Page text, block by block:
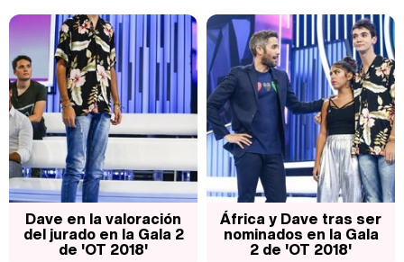
Dave en la valoración
del jurado en la Gala 2
de 'OT 2018'
África y Dave tras ser
nominados en la Gala
2 de 'OT 2018'